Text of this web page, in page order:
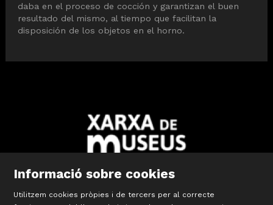
daba en el proceso de cocción y garantizan el buen
resultado del mismo, al tiempo que facilitan la
disposición de los objetos en el horno.
Diapositiva 2 de 10: Xarxa Territorial de Museus de les
Informació sobre cookies
Utilitzem cookies pròpies i de tercers per al correcte